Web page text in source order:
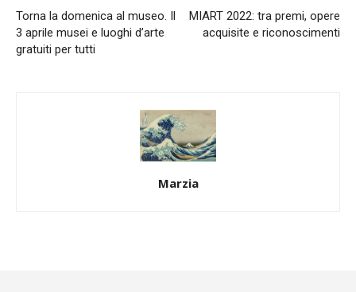
Torna la domenica al museo. Il
3 aprile musei e luoghi d’arte
gratuiti per tutti
MIART 2022: tra premi, opere
acquisite e riconoscimenti
Marzia